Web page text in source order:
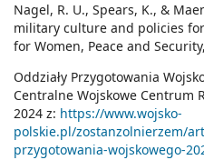
Nagel, R. U., Spears, K., &
military culture and policies
for Women, Peace and
Oddziały Przygotowania
Centralne Wojskowe Centrum
2024 z: https://www.wojsko-
polskie.pl/zostanzolnierzem/
przygotowania-wojskowego-